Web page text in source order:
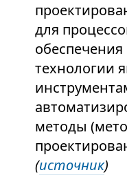
для
обеспечения
технологии
методы
(источник)